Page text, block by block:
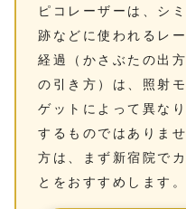
ピコレーザーは、シ
跡などに使われるレ
経過（かさぶたの出
の引き方）は、照射
ゲットによって異な
するものではありま
方は、まず新宿院で
とをおすすめします。